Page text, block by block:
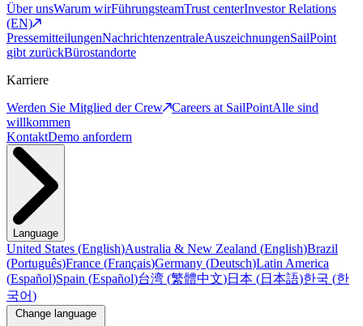
Über unsWarum wirFührungsteamTrust centerInvestor Relations
(EN)
PressemitteilungenNachrichtenzentraleAuszeichnungenSailPoint
gibt zurückBürostandorte
Karriere
Werden Sie Mitglied der Crew
Careers at SailPointAlle sind
willkommen
KontaktDemo anfordern
Language
United States (English)Australia & New Zealand (English)Brazil
(Português)France (Français)Germany (Deutsch)Latin America
(Español)Spain (Español)台湾 (繁體中文)日本 (日本語)한국 (한
국어)
Change language